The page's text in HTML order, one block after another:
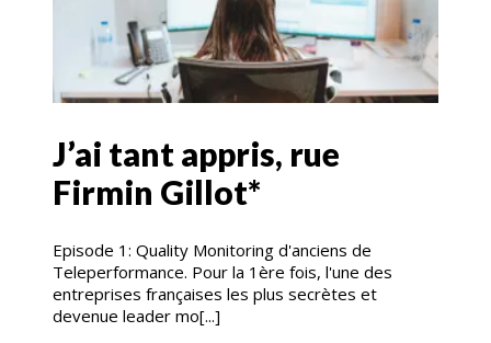
J’ai tant appris, rue
Firmin Gillot*
Episode 1: Quality Monitoring d'anciens de
Teleperformance. Pour la 1ère fois, l'une des
entreprises françaises les plus secrètes et
devenue leader mo[...]